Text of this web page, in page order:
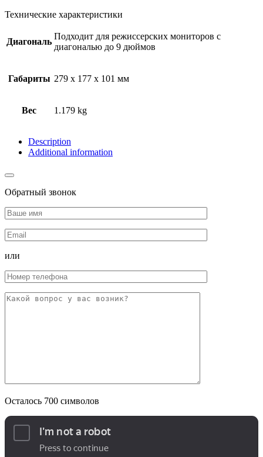
Технические характеристики
Диагональ
Подходит для режиссерских мониторов с
диагональю до 9 дюймов
Габариты 279 x 177 х 101 мм
Вес 1.179 kg
Description
Additional information
Обратный звонок
или
Осталось 700 символов